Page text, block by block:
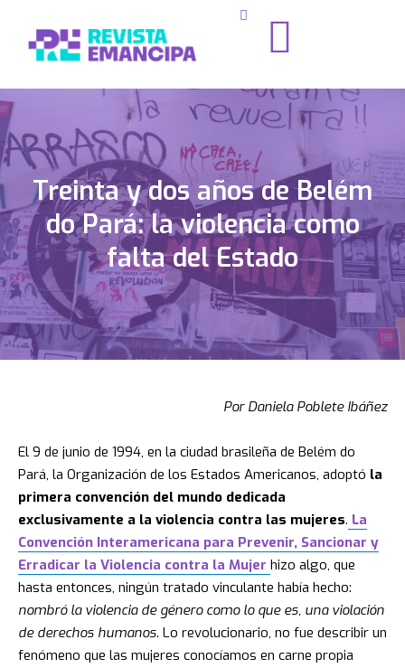
Treinta y dos años de Belém
do Pará: la violencia como
falta del Estado
Por Daniela Poblete Ibáñez
El 9 de junio de 1994, en la ciudad brasileña de Belém do
Pará, la Organización de los Estados Americanos, adoptó la
primera convención del mundo dedicada
exclusivamente a la violencia contra las mujeres. La
Convención Interamericana para Prevenir, Sancionar y
Erradicar la Violencia contra la Mujer hizo algo, que
hasta entonces, ningún tratado vinculante había hecho:
nombró la violencia de género como lo que es, una violación
de derechos humanos. Lo revolucionario, no fue describir un
fenómeno que las mujeres conocíamos en carne propia